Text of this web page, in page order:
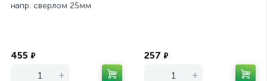
напр. сверлом 25мм
455 ₽
- +
257 ₽
- +